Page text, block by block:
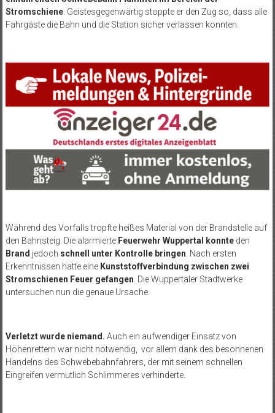
Stromschiene. Geistesgegenwärtig stoppte er den Zug so, dass alle
Fahrgäste die Bahn und die Station sicher verlassen konnten.
Während des Vorfalls tropfte heißes Material von der Brandstelle auf
den Bahnsteig. Die alarmierte Feuerwehr Wuppertal konnte den
Brand jedoch schnell unter Kontrolle bringen . Nach ersten
Erkenntnissen hatte eine Kunststoffverbindung zwischen zwei
Stromschienen Feuer gefangen . Die Wuppertaler Stadtwerke
untersuchen nun die genaue Ursache.
Verletzt wurde niemand. Auch ein aufwendiger Einsatz von
Höhenrettern war nicht notwendig, vor allem dank des besonnenen
Handelns des Schwebebahnfahrers, der mit seinem schnellen
Eingreifen vermutlich Schlimmeres verhinderte.